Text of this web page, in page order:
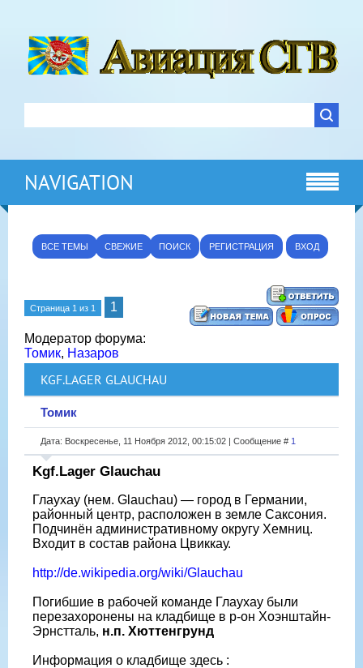
NAVIGATION
ВСЕ ТЕМЫ СВЕЖИЕ ПОИСК РЕГИСТРАЦИЯ ВХОД
Страница 1 из 1 1
Модератор форума:
Томик, Назаров
KGF.LAGER GLAUCHAU
Томик
Дата: Воскресенье, 11 Ноября 2012, 00:15:02 | Сообщение # 1
Kgf.Lager Glauchau
Глаухау (нем. Glauchau) — город в Германии,
районный центр, расположен в земле Саксония.
Подчинён административному округу Хемниц.
Входит в состав района Цвиккау.
http://de.wikipedia.org/wiki/Glauchau
Погибшие в рабочей команде Глаухау были
перезахоронены на кладбище в р-он Хоэнштайн-
Эрнстталь, н.п. Хюттенгрунд
Информация о кладбище здесь :